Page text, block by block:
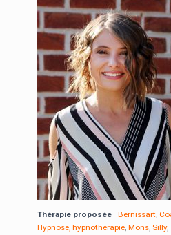
Thérapie proposée Bernissart,
Hypnose, hypnothérapie, Mons, Silly,